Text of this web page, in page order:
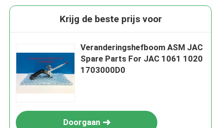
Krijg de beste prijs voor
Veranderingshefboom ASM JAC
Spare Parts For JAC 1061 1020
1703000D0
Doorgaan